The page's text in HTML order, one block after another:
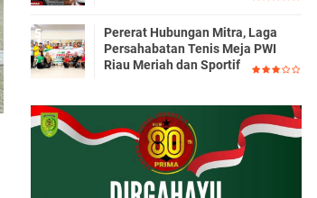
Pererat Hubungan Mitra, Laga
Persahabatan Tenis Meja PWI
Riau Meriah dan Sportif